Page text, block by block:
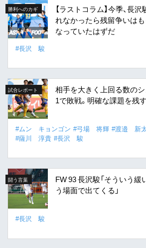
勝利へのカギ
【ラストコラム】今季、長
れなかったら残留争いは
なっていたはずだ
#長沢 駿
試合レポート
相手を大きく上回る数の
1で敗戦。明確な課題を残
#ムン キョンゴン #弓場 将輝 #渡邉 新
#薩川 淳貴 #長沢 駿
闘う言葉
FW 93 長沢駿「そういう
う場面で出てくる」
#長沢 駿